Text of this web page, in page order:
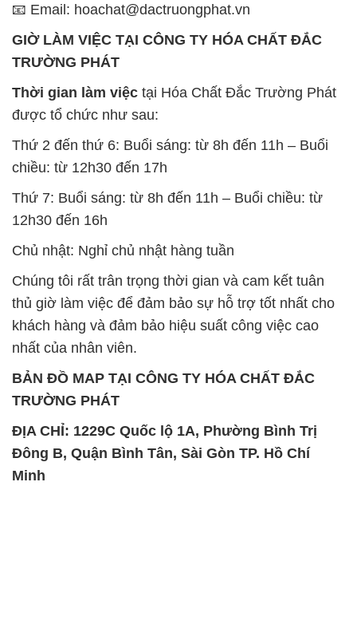
📧 Email: hoachat@dactruongphat.vn
GIỜ LÀM VIỆC TẠI CÔNG TY HÓA CHẤT ĐẮC
TRƯỜNG PHÁT
Thời gian làm việc tại Hóa Chất Đắc Trường Phát
được tổ chức như sau:
Thứ 2 đến thứ 6: Buổi sáng: từ 8h đến 11h – Buổi
chiều: từ 12h30 đến 17h
Thứ 7: Buổi sáng: từ 8h đến 11h – Buổi chiều: từ
12h30 đến 16h
Chủ nhật: Nghỉ chủ nhật hàng tuần
Chúng tôi rất trân trọng thời gian và cam kết tuân
thủ giờ làm việc để đảm bảo sự hỗ trợ tốt nhất cho
khách hàng và đảm bảo hiệu suất công việc cao
nhất của nhân viên.
BẢN ĐỒ MAP TẠI CÔNG TY HÓA CHẤT ĐẮC
TRƯỜNG PHÁT
ĐỊA CHỈ: 1229C Quốc lộ 1A, Phường Bình Trị
Đông B, Quận Bình Tân, Sài Gòn TP. Hồ Chí
Minh